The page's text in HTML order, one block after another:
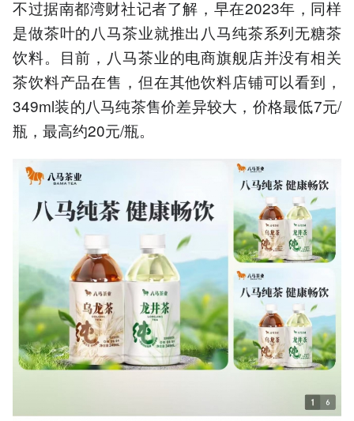
不过据南都湾财社记者了解，早在2023年，同样
是做茶叶的八马茶业就推出八马纯茶系列无糖茶
饮料。目前，八马茶业的电商旗舰店并没有相关
茶饮料产品在售，但在其他饮料店铺可以看到，
349ml装的八马纯茶售价差异较大，价格最低7元/
瓶，最高约20元/瓶。